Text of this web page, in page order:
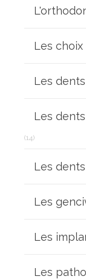
Les
Les
Les dents
(14)
Les
Les
Les
Les